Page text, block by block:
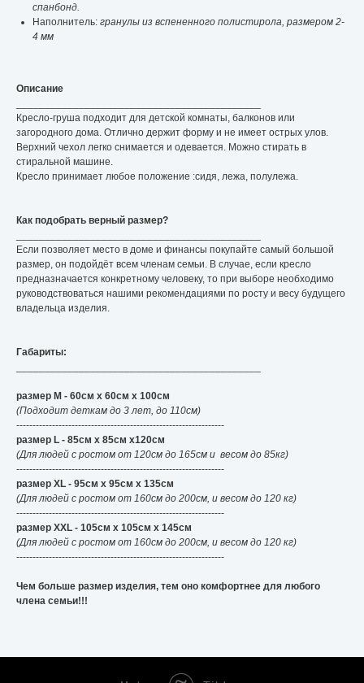
спанбонд.
Наполнитель: гранулы из вспененного полистирола, размером 2-
4 мм
Описание
Кресло-груша подходит для детской комнаты, балконов или
загородного дома. Отлично держит форму и не имеет острых улов.
Верхний чехол легко снимается и одевается. Можно стирать в
стиральной машине.
Кресло принимает любое положение :сидя, лежа, полулежа.
Как подобрать верный размер?
Если позволяет место в доме и финансы покупайте самый большой
размер, он подойдёт всем членам семьи. В случае, если кресло
предназначается конкретному человеку, то при выборе необходимо
руководствоваться нашими рекомендациями по росту и весу будущего
владельца изделия.
Габариты:
размер М - 60см x 60см x 100см
(Подходит деткам до 3 лет, до 110см)
----------------------------------------------------------------
размер L - 85см x 85см x120см
(Для людей с ростом от 120см до 165см и весом до 85кг)
----------------------------------------------------------------
размер XL - 95см x 95см x 135см
(Для людей с ростом от 160см до 200см, и весом до 120 кг)
----------------------------------------------------------------
размер XXL - 105см x 105см x 145см
(Для людей с ростом от 160см до 200см, и весом до 120 кг)
----------------------------------------------------------------
Чем больше размер изделия, тем оно комфортнее для любого
члена семьи!!!